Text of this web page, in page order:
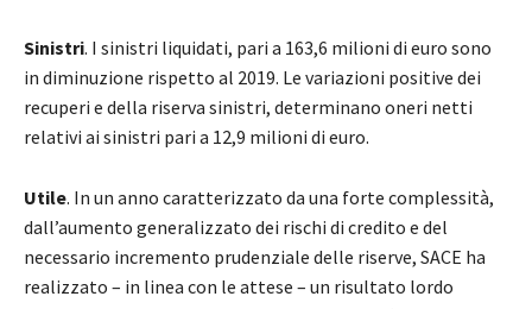
Sinistri. I sinistri liquidati, pari a 163,6 milioni di euro sono
in diminuzione rispetto al 2019. Le variazioni positive dei
recuperi e della riserva sinistri, determinano oneri netti
relativi ai sinistri pari a 12,9 milioni di euro.
Utile. In un anno caratterizzato da una forte complessità,
dall’aumento generalizzato dei rischi di credito e del
necessario incremento prudenziale delle riserve, SACE ha
realizzato – in linea con le attese – un risultato lordo